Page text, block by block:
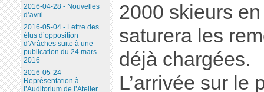
2000 skieurs
saturera les
déjà chargées.
L’arrivée sur le
2016-04-28 - Nouvelles
d’avril
2016-05-04 - Lettre des
élus d’opposition
d’Arâches suite à une
publication du 24 mars
2016
2016-05-24 -
Représentation à
l’Auditorium de l’Atelier